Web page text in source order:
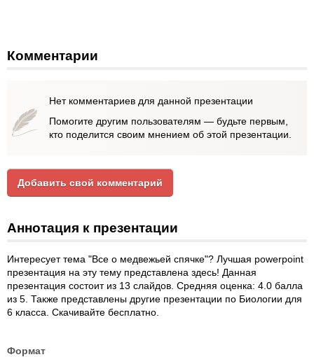
Комментарии
Нет комментариев для данной презентации
Помогите другим пользователям — будьте первым,
кто поделится своим мнением об этой презентации.
Добавить свой комментарий
Аннотация к презентации
Интересует тема "Все о медвежьей спячке"? Лучшая powerpoint
презентация на эту тему представлена здесь! Данная
презентация состоит из 13 слайдов. Средняя оценка: 4.0 балла
из 5. Также представлены другие презентации по Биологии для
6 класса. Скачивайте бесплатно.
Формат